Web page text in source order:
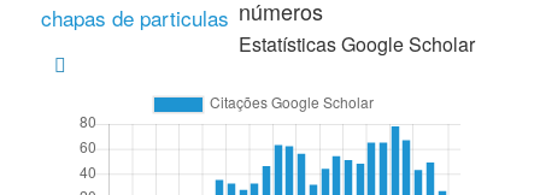
chapas de particulas números
Estatísticas Google Scholar